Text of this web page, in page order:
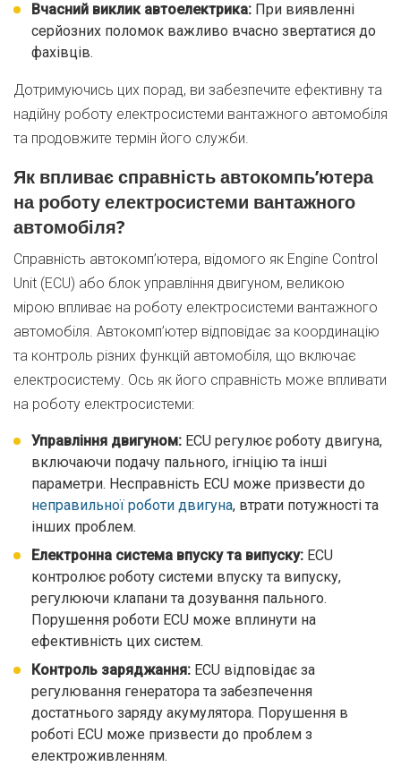
Вчасний виклик автоелектрика: При виявленні
серйозних поломок важливо вчасно звертатися до
фахівців.
Дотримуючись цих порад, ви забезпечите ефективну та
надійну роботу електросистеми вантажного автомобіля
та продовжите термін його служби.
Як впливає справність автокомпь’ютера
на роботу електросистеми вантажного
автомобіля?
Справність автокомп’ютера, відомого як Engine Control
Unit (ECU) або блок управління двигуном, великою
мірою впливає на роботу електросистеми вантажного
автомобіля. Автокомп’ютер відповідає за координацію
та контроль різних функцій автомобіля, що включає
електросистему. Ось як його справність може впливати
на роботу електросистеми:
Управління двигуном: ECU регулює роботу двигуна,
включаючи подачу пального, ігніцію та інші
параметри. Несправність ECU може призвести до
неправильної роботи двигуна, втрати потужності та
інших проблем.
Електронна система впуску та випуску: ECU
контролює роботу системи впуску та випуску,
регулюючи клапани та дозування пального.
Порушення роботи ECU може вплинути на
ефективність цих систем.
Контроль заряджання: ECU відповідає за
регулювання генератора та забезпечення
достатнього заряду акумулятора. Порушення в
роботі ECU може призвести до проблем з
електроживленням.